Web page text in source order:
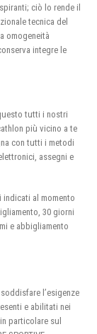
ciò lo rende il
tecnica del
omogeneità
integre le
tutti i nostri
più vicino a te
con tutti i metodi
assegni e
al momento
30 giorni
e abbigliamento
l’esigenze
e abilitati nei
particolare sul